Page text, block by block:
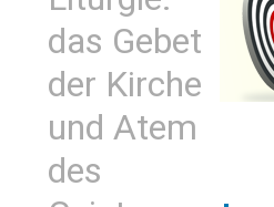
das Gebet
der Kirche
und Atem
des